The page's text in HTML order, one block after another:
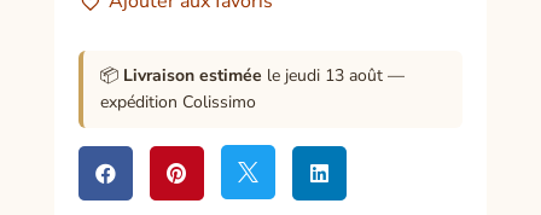
de
vitalité
📦 Livraison estimée le jeudi 13 août —
expédition Colissimo
   